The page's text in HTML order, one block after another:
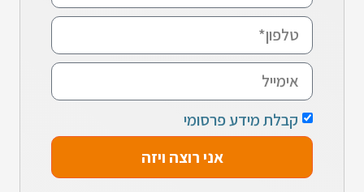
קבלת מידע פרסומי
אני רוצה ויזה